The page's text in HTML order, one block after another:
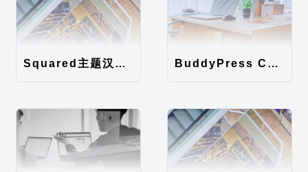
Squared主题汉化包 BuddyPress Colours主题汉化包